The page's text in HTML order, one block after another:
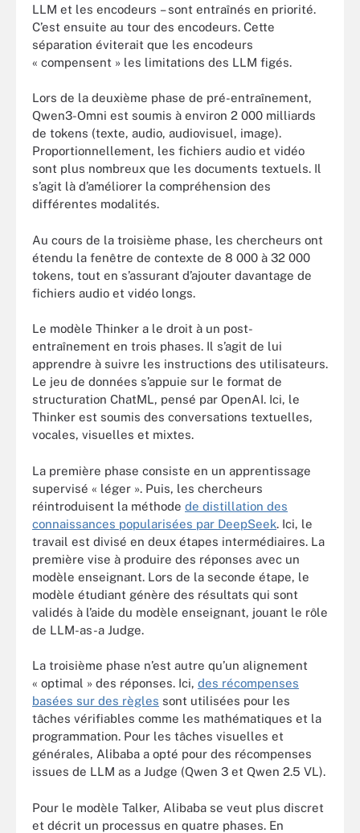
LLM et les encodeurs – sont entraînés en priorité.
C’est ensuite au tour des encodeurs. Cette
séparation éviterait que les encodeurs
« compensent » les limitations des LLM figés.
Lors de la deuxième phase de pré-entraînement,
Qwen3-Omni est soumis à environ 2 000 milliards
de tokens (texte, audio, audiovisuel, image).
Proportionnellement, les fichiers audio et vidéo
sont plus nombreux que les documents textuels. Il
s’agit là d’améliorer la compréhension des
différentes modalités.
Au cours de la troisième phase, les chercheurs ont
étendu la fenêtre de contexte de 8 000 à 32 000
tokens, tout en s’assurant d’ajouter davantage de
fichiers audio et vidéo longs.
Le modèle Thinker a le droit à un post-
entraînement en trois phases. Il s’agit de lui
apprendre à suivre les instructions des utilisateurs.
Le jeu de données s’appuie sur le format de
structuration ChatML, pensé par OpenAI. Ici, le
Thinker est soumis des conversations textuelles,
vocales, visuelles et mixtes.
La première phase consiste en un apprentissage
supervisé « léger ». Puis, les chercheurs
réintroduisent la méthode de distillation des
connaissances popularisées par DeepSeek. Ici, le
travail est divisé en deux étapes intermédiaires. La
première vise à produire des réponses avec un
modèle enseignant. Lors de la seconde étape, le
modèle étudiant génère des résultats qui sont
validés à l’aide du modèle enseignant, jouant le rôle
de LLM-as-a Judge.
La troisième phase n’est autre qu’un alignement
« optimal » des réponses. Ici, des récompenses
basées sur des règles sont utilisées pour les
tâches vérifiables comme les mathématiques et la
programmation. Pour les tâches visuelles et
générales, Alibaba a opté pour des récompenses
issues de LLM as a Judge (Qwen 3 et Qwen 2.5 VL).
Pour le modèle Talker, Alibaba se veut plus discret
et décrit un processus en quatre phases. En